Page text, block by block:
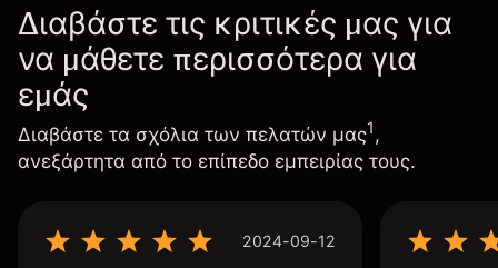
Διαβάστε τις κριτικές μας για
να μάθετε περισσότερα για
εμάς
Διαβάστε τα σχόλια των πελατών μας1,
ανεξάρτητα από το επίπεδο εμπειρίας τους.
2024-09-12